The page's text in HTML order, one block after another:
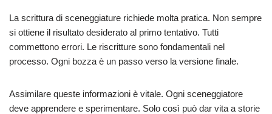
La scrittura di sceneggiature richiede molta pratica. Non sempre
si ottiene il risultato desiderato al primo tentativo. Tutti
commettono errori. Le riscritture sono fondamentali nel
processo. Ogni bozza è un passo verso la versione finale.
Assimilare queste informazioni è vitale. Ogni sceneggiatore
deve apprendere e sperimentare. Solo così può dar vita a storie